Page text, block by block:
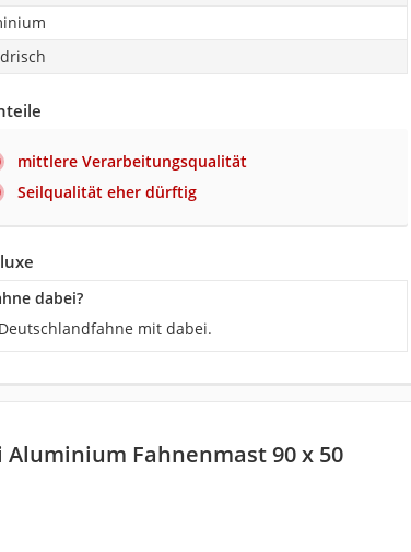
mittlere Verarbeitungsqualität
Seilqualität eher dürftig
dabei?
mit dabei.
Aluminium Fahnenmast 90 x 50